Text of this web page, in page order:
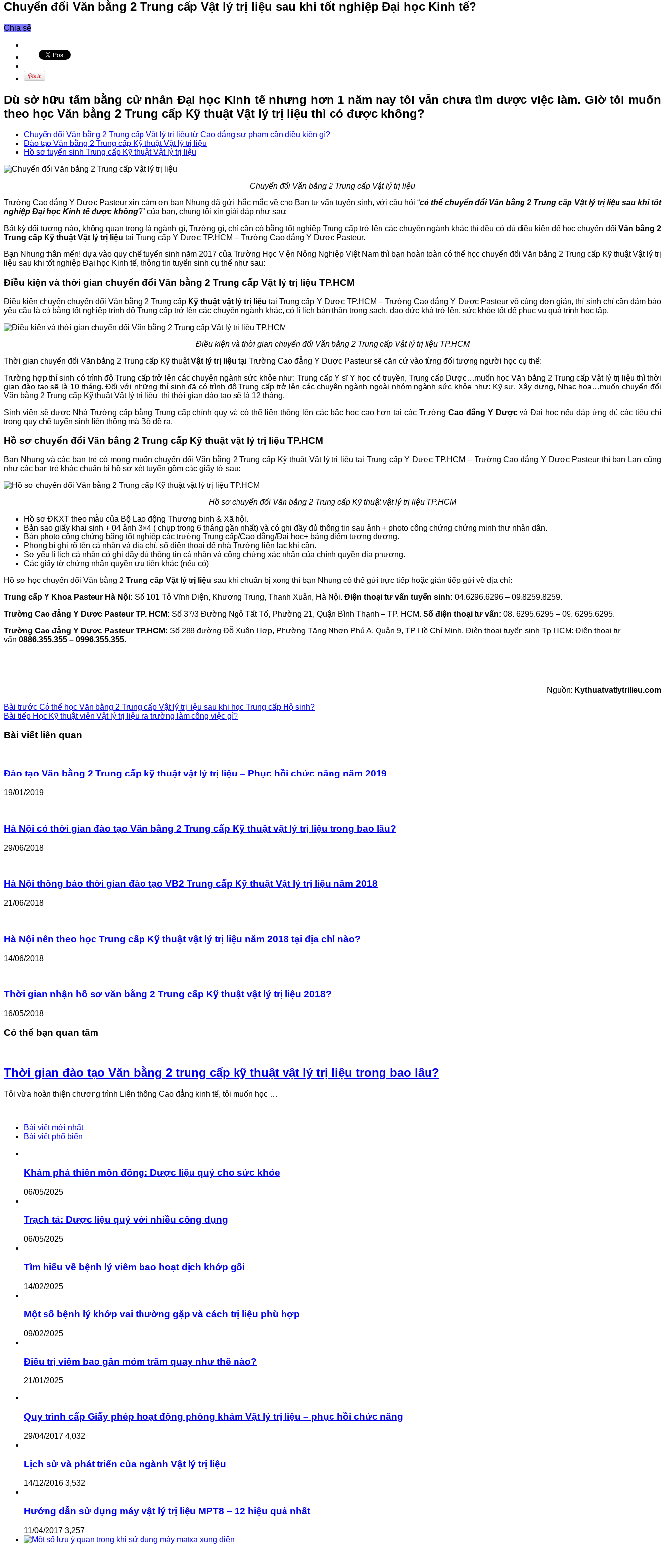
Chuyển đổi Văn bằng 2 Trung cấp Vật lý trị liệu sau khi tốt nghiệp Đại học Kinh tế?
Chia sẻ
Dù sở hữu tấm bằng cử nhân Đại học Kinh tế nhưng hơn 1 năm nay tôi vẫn chưa tìm được việc làm. Giờ tôi muốn
theo học Văn bằng 2 Trung cấp Kỹ thuật Vật lý trị liệu thì có được không?
Chuyển đổi Văn bằng 2 Trung cấp Vật lý trị liệu từ Cao đẳng sư phạm cần điều kiện gì?
Đào tạo Văn bằng 2 Trung cấp Kỹ thuật Vật lý trị liệu
Hồ sơ tuyển sinh Trung cấp Kỹ thuật Vật lý trị liệu
Chuyển đổi Văn bằng 2 Trung cấp Vật lý trị liệu
Trường Cao đẳng Y Dược Pasteur xin cảm ơn bạn Nhung đã gửi thắc mắc về cho Ban tư vấn tuyển sinh, với câu hỏi “có thể chuyển đổi Văn bằng 2 Trung cấp Vật lý trị liệu sau khi tốt
nghiệp Đại học Kinh tế được không?” của bạn, chúng tôi xin giải đáp như sau:
Bất kỳ đối tượng nào, không quan trọng là ngành gì, Trường gì, chỉ cần có bằng tốt nghiệp Trung cấp trở lên các chuyên ngành khác thì đều có đủ điều kiện để học chuyển đổi Văn bằng 2
Trung cấp Kỹ thuật Vật lý trị liệu tại Trung cấp Y Dược TP.HCM – Trường Cao đẳng Y Dược Pasteur.
Bạn Nhung thân mến! dựa vào quy chế tuyển sinh năm 2017 của Trường Học Viện Nông Nghiệp Việt Nam thì bạn hoàn toàn có thể học chuyển đổi Văn bằng 2 Trung cấp Kỹ thuật Vật lý trị
liệu sau khi tốt nghiệp Đại học Kinh tế, thông tin tuyển sinh cụ thể như sau:
Điều kiện và thời gian chuyển đổi Văn bằng 2 Trung cấp Vật lý trị liệu TP.HCM
Điều kiện chuyển chuyển đổi Văn bằng 2 Trung cấp Kỹ thuật vật lý trị liệu tại Trung cấp Y Dược TP.HCM – Trường Cao đẳng Y Dược Pasteur vô cùng đơn giản, thí sinh chỉ cần đảm bảo
yêu cầu là có bằng tốt nghiệp trình độ Trung cấp trở lên các chuyên ngành khác, có lí lịch bản thân trong sạch, đạo đức khá trở lên, sức khỏe tốt để phục vụ quá trình học tập.
Điều kiện và thời gian chuyển đổi Văn bằng 2 Trung cấp Vật lý trị liệu TP.HCM
Thời gian chuyển đổi Văn bằng 2 Trung cấp Kỹ thuậtVật lý trị liệu tại Trường Cao đẳng Y Dược Pasteur sẽ căn cứ vào từng đối tượng người học cụ thể:
Trường hợp thí sinh có trình độ Trung cấp trở lên các chuyên ngành sức khỏe như: Trung cấp Y sĩ Y học cổ truyền, Trung cấp Dược…muốn học Văn bằng 2 Trung cấp Vật lý trị liệu thì thời
gian đào tạo sẽ là 10 tháng. Đối với những thí sinh đã có trình độ Trung cấp trở lên các chuyên ngành ngoài nhóm ngành sức khỏe như: Kỹ sư, Xây dựng, Nhạc họa…muốn chuyển đổi
Văn bằng 2 Trung cấp Kỹ thuật Vật lý trị liệu thì thời gian đào tạo sẽ là 12 tháng.
Sinh viên sẽ được Nhà Trường cấp bằng Trung cấp chính quy và có thể liên thông lên các bậc học cao hơn tại các Trường Cao đẳng Y Dượcvà Đại học nếu đáp ứng đủ các tiêu chí
trong quy chế tuyển sinh liên thông mà Bộ đề ra.
Hồ sơ chuyển đổi Văn bằng 2 Trung cấp Kỹ thuật vật lý trị liệu TP.HCM
Bạn Nhung và các bạn trẻ có mong muốn chuyển đổi Văn bằng 2 Trung cấp Kỹ thuật Vật lý trị liệu tại Trung cấp Y Dược TP.HCM – Trường Cao đẳng Y Dược Pasteur thì bạn Lan cũng
như các bạn trẻ khác chuẩn bị hồ sơ xét tuyển gồm các giấy tờ sau:
Hồ sơ chuyển đổi Văn bằng 2 Trung cấp Kỹ thuật vật lý trị liệu TP.HCM
Hồ sơ ĐKXT theo mẫu của Bộ Lao động Thương binh & Xã hội.
Bản sao giấy khai sinh + 04 ảnh 3×4 ( chụp trong 6 tháng gần nhất) và có ghi đầy đủ thông tin sau ảnh + photo công chứng chứng minh thư nhân dân.
Bản photo công chứng bằng tốt nghiệp các trường Trung cấp/Cao đẳng/Đại học+ bảng điểm tương đương.
Phong bì ghi rõ tên cá nhân và địa chỉ, số điện thoại để nhà Trường liên lạc khi cần.
Sơ yếu lí lịch cá nhân có ghi đầy đủ thông tin cá nhân và công chứng xác nhận của chính quyền địa phương.
Các giấy tờ chứng nhận quyền ưu tiên khác (nếu có)
Hồ sơ học chuyển đổi Văn bằng 2 Trung cấp Vật lý trị liệu sau khi chuẩn bị xong thì bạn Nhung có thể gửi trực tiếp hoặc gián tiếp gửi về địa chỉ:
Trung cấp Y Khoa Pasteur Hà Nội: Số 101 Tô Vĩnh Diện, Khương Trung, Thanh Xuân, Hà Nội. Điện thoại tư vấn tuyển sinh: 04.6296.6296 – 09.8259.8259.
Trường Cao đẳng Y Dược Pasteur TP. HCM: Số 37/3 Đường Ngô Tất Tố, Phường 21, Quận Bình Thạnh – TP. HCM. Số điện thoại tư vấn: 08. 6295.6295 – 09. 6295.6295.
Trường Cao đẳng Y Dược Pasteur TP.HCM: Số 288 đường Đỗ Xuân Hợp, Phường Tăng Nhơn Phú A, Quận 9, TP Hồ Chí Minh. Điện thoại tuyển sinh Tp HCM: Điện thoại tư
vấn 0886.355.355 – 0996.355.355.
Nguồn: Kythuatvatlytrilieu.com
Bài trước Có thể học Văn bằng 2 Trung cấp Vật lý trị liệu sau khi học Trung cấp Hộ sinh?
Bài tiếp Học Kỹ thuật viên Vật lý trị liệu ra trường làm công việc gì?
Bài viết liên quan
Đào tạo Văn bằng 2 Trung cấp kỹ thuật vật lý trị liệu – Phục hồi chức năng năm 2019
19/01/2019
Hà Nội có thời gian đào tạo Văn bằng 2 Trung cấp Kỹ thuật vật lý trị liệu trong bao lâu?
29/06/2018
Hà Nội thông báo thời gian đào tạo VB2 Trung cấp Kỹ thuật Vật lý trị liệu năm 2018
21/06/2018
Hà Nội nên theo học Trung cấp Kỹ thuật vật lý trị liệu năm 2018 tại địa chỉ nào?
14/06/2018
Thời gian nhận hồ sơ văn bằng 2 Trung cấp Kỹ thuật vật lý trị liệu 2018?
16/05/2018
Có thể bạn quan tâm
Thời gian đào tạo Văn bằng 2 trung cấp kỹ thuật vật lý trị liệu trong bao lâu?
Tôi vừa hoàn thiện chương trình Liên thông Cao đẳng kinh tế, tôi muốn học …
Bài viết mới nhất
Bài viết phổ biến
Khám phá thiên môn đông: Dược liệu quý cho sức khỏe
06/05/2025
Trạch tả: Dược liệu quý với nhiều công dụng
06/05/2025
Tìm hiểu về bệnh lý viêm bao hoạt dịch khớp gối
14/02/2025
Một số bệnh lý khớp vai thường gặp và cách trị liệu phù hợp
09/02/2025
Điều trị viêm bao gân mỏm trâm quay như thế nào?
21/01/2025
Quy trình cấp Giấy phép hoạt động phòng khám Vật lý trị liệu – phục hồi chức năng
29/04/2017 4,032
Lịch sử và phát triển của ngành Vật lý trị liệu
14/12/2016 3,532
Hướng dẫn sử dụng máy vật lý trị liệu MPT8 – 12 hiệu quả nhất
11/04/2017 3,257